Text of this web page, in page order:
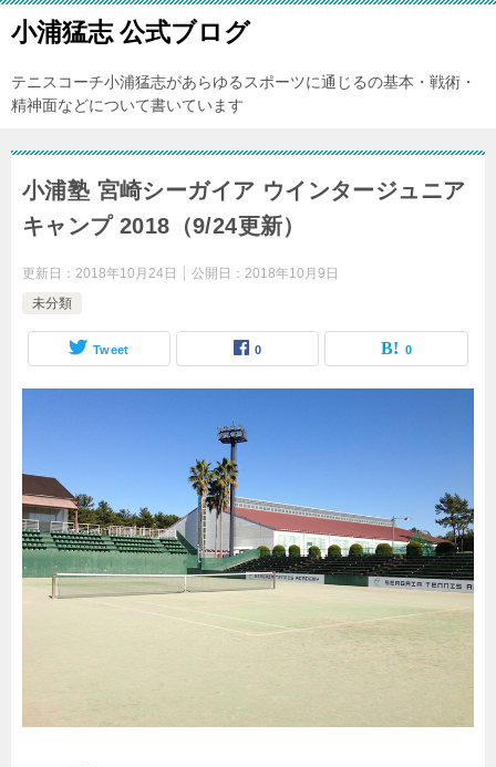
小浦猛志 公式ブログ
テニスコーチ小浦猛志があらゆるスポーツに通じるの基本・戦術・
精神面などについて書いています
小浦塾 宮崎シーガイア ウインタージュニア
キャンプ 2018（9/24更新）
更新日： 2018年10月24日 公開日： 2018年10月9日
未分類
Tweet 0 0